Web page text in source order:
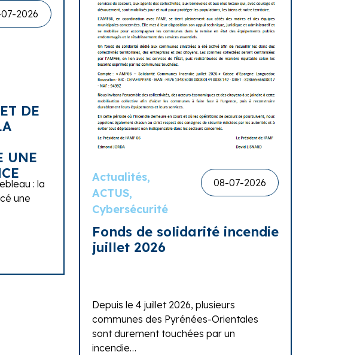
07-2026
DE
UNE
: la
une
Actualités,
ACTUS,
Cybersécurité
08-07-2026
Fonds de solidarité incendie
juillet 2026
Depuis le 4 juillet 2026, plusieurs
communes des Pyrénées-Orientales
sont durement touchées par un
incendie…